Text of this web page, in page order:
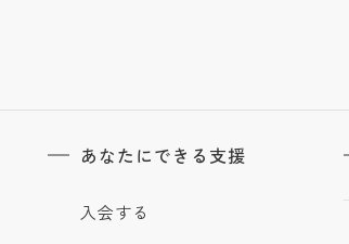
あなたにできる支援
入会する